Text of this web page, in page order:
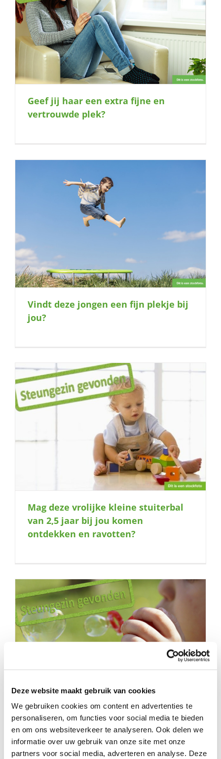
Deze website maakt gebruik van cookies
We gebruiken cookies om content en advertenties te
personaliseren, om functies voor social media te bieden
en om ons websiteverkeer te analyseren. Ook delen we
informatie over uw gebruik van onze site met onze
partners voor social media, adverteren en analyse. Deze
Geef jij haar een extra fijne en
vertrouwde plek?
Vindt deze jongen een fijn plekje bij
jou?
Mag deze vrolijke kleine stuiterbal
van 2,5 jaar bij jou komen
ontdekken en ravotten?
Wil jij mijn vriendje zijn?